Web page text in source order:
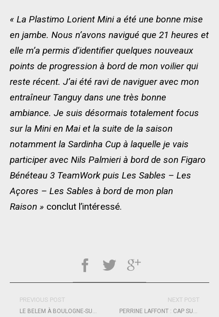
« La Plastimo Lorient Mini a été une bonne mise
en jambe. Nous n’avons navigué que 21 heures et
elle m’a permis d’identifier quelques nouveaux
points de progression à bord de mon voilier qui
reste récent. J’ai été ravi de naviguer avec mon
entraîneur Tanguy dans une très bonne
ambiance. Je suis désormais totalement focus
sur la Mini en Mai et la suite de la saison
notamment la Sardinha Cup à laquelle je vais
participer avec Nils Palmieri à bord de son Figaro
Bénéteau 3 TeamWork puis Les Sables – Les
Açores – Les Sables à bord de mon plan
Raison » conclut l’intéressé.
PREVIOUS POST
LE BELEM À BOULOGNE-SUR-MER PUIS OSTENDE
NEXT POST
PERRINE LAFFONT : CAP SUR CORTINA !